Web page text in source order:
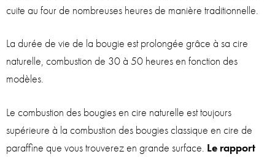
cuite au four de nombreuses heures de manière traditionnelle.
La durée de vie de la bougie est prolongée grâce à sa cire
naturelle, combustion de 30 à 50 heures en fonction des
modèles.
Le combustion des bougies en cire naturelle est toujours
supérieure à la combustion des bougies classique en cire de
paraffine que vous trouverez en grande surface. Le rapport